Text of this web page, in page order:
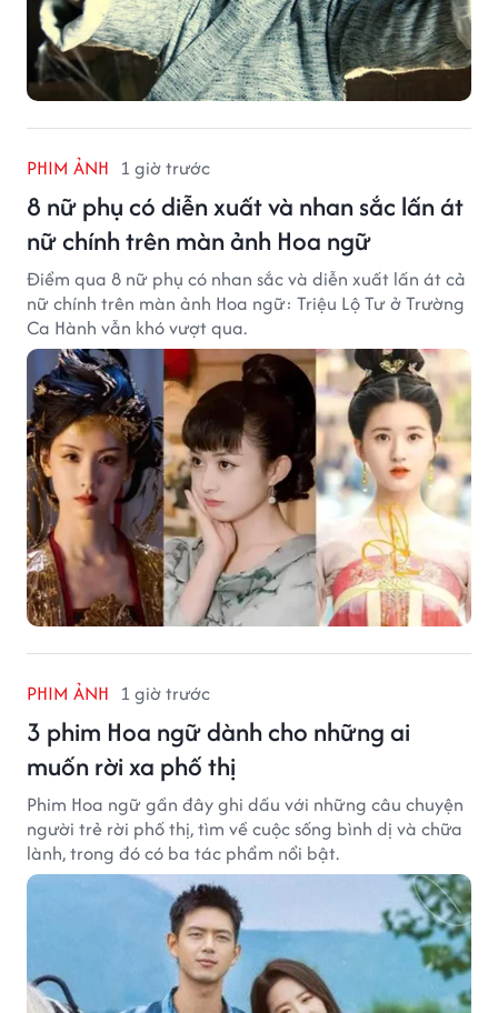
PHIM ẢNH 1 giờ trước
8 nữ phụ có diễn xuất và nhan sắc lấn át
nữ chính trên màn ảnh Hoa ngữ
Điểm qua 8 nữ phụ có nhan sắc và diễn xuất lấn át cả
nữ chính trên màn ảnh Hoa ngữ: Triệu Lộ Tư ở Trường
Ca Hành vẫn khó vượt qua.
PHIM ẢNH 1 giờ trước
3 phim Hoa ngữ dành cho những ai
muốn rời xa phố thị
Phim Hoa ngữ gần đây ghi dấu với những câu chuyện
người trẻ rời phố thị, tìm về cuộc sống bình dị và chữa
lành, trong đó có ba tác phẩm nổi bật.